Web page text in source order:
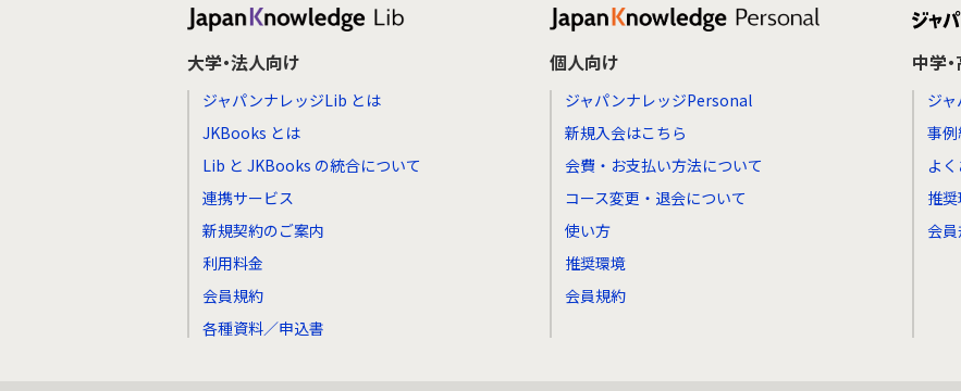
大学・法人向け
ジャパンナレッジLib とは
JKBooks とは
Lib と JKBooks の統合について
連携サービス
新規契約のご案内
利用料金
会員規約
各種資料／申込書
個人向け
ジャパンナレッジPersonal
新規入会はこちら
会費・お支払い方法について
コース変更・退会について
使い方
推奨環境
会員規約
中学
ジ
事
よ
推
会